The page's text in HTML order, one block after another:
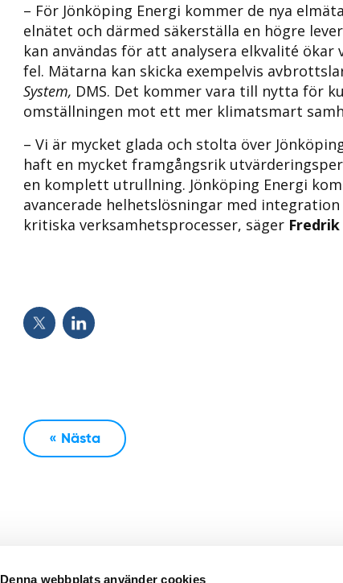
Denna webbplats använder cookies
– För Jönköping Energi kommer de nya
elnätet och därmed säkerställa en högre
kan användas för att analysera elkvalité
fel. Mätarna kan skicka exempelvis
System, DMS. Det kommer vara till nytta för
omställningen mot ett mer klimatsmart
– Vi är mycket glada och stolta över
haft en mycket framgångsrik
en komplett utrullning. Jönköping Energi
avancerade helhetslösningar med
kritiska verksamhetsprocesser, säger Fredrik
« Nästa